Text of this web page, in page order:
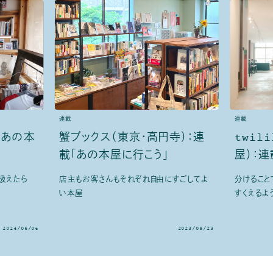
連載
蟹ブックス（東京・高円寺）：連
載「あの本屋に行こう」
店主もお客さんもそれぞれ自由にすごしてよ
い本屋
2023/08/23
連載
屋）：
分けるこ
すくえるよ
あの本
えたら
2024/06/04